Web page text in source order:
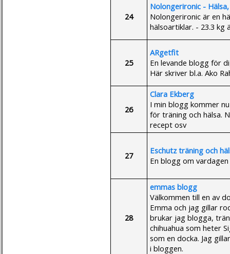
24
Nolongerironic -
Nolongerironic är en
hälsoartiklar. - 23.3 kg
25
ARgetfit
En levande blogg för
Här skriver bl.a. Ako
26
Clara Ekberg
I min blogg kommer
för träning och hälsa.
recept osv
27
Eschutz träning och
En blogg om
28
emmas blogg
Välkommen till en av
Emma och jag gillar
brukar jag blogga,
chihuahua som heter
som en docka. Jag
i bloggen.